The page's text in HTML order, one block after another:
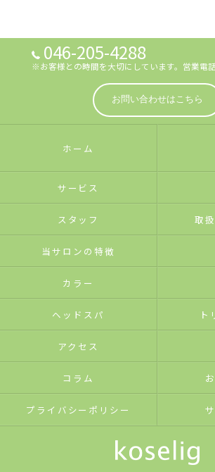
046-205-4288
※お客様との時間を大切にしています。営業電話
お問い合わせはこちら
ホーム
サービス
スタッフ 取
当サロンの特徴
カラー
ヘッドスパ ト
アクセス
コラム
プライバシーポリシー